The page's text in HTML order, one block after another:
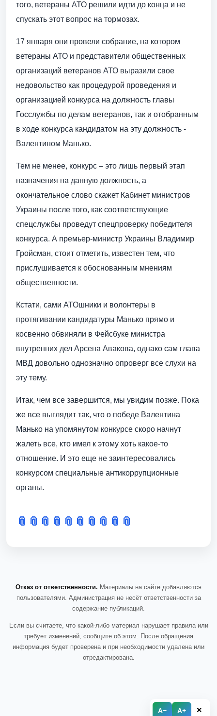
A− A+ ×
того, ветераны АТО решили идти до конца и не
спускать этот вопрос на тормозах.
17 января они провели собрание, на котором
ветераны АТО и представители общественных
организаций ветеранов АТО выразили свое
недовольство как процедурой проведения и
организацией конкурса на должность главы
Госслужбы по делам ветеранов, так и отобранным
в ходе конкурса кандидатом на эту должность -
Валентином Манько.
Тем не менее, конкурс – это лишь первый этап
назначения на данную должность, а
окончательное слово скажет Кабинет министров
Украины после того, как соответствующие
спецслужбы проведут спецпроверку победителя
конкурса. А премьер-министр Украины Владимир
Гройсман, стоит отметить, известен тем, что
прислушивается к обоснованным мнениям
общественности.
Кстати, сами АТОшники и волонтеры в
протягивании кандидатуры Манько прямо и
косвенно обвиняли в Фейсбуке министра
внутренних дел Арсена Авакова, однако сам глава
МВД довольно однозначно опроверг все слухи на
эту тему.
Итак, чем все завершится, мы увидим позже. Пока
же все выглядит так, что о победе Валентина
Манько на упомянутом конкурсе скоро начнут
жалеть все, кто имел к этому хоть какое-то
отношение. И это еще не заинтересовались
конкурсом специальные антикоррупционные
органы.
📎 📎 📎 📎 📎 📎 📎 📎 📎 📎
Отказ от ответственности. Материалы на сайте добавляются
пользователями. Администрация не несёт ответственности за
содержание публикаций.
Если вы считаете, что какой-либо материал нарушает правила или
требует изменений, сообщите об этом. После обращения
информация будет проверена и при необходимости удалена или
отредактирована.